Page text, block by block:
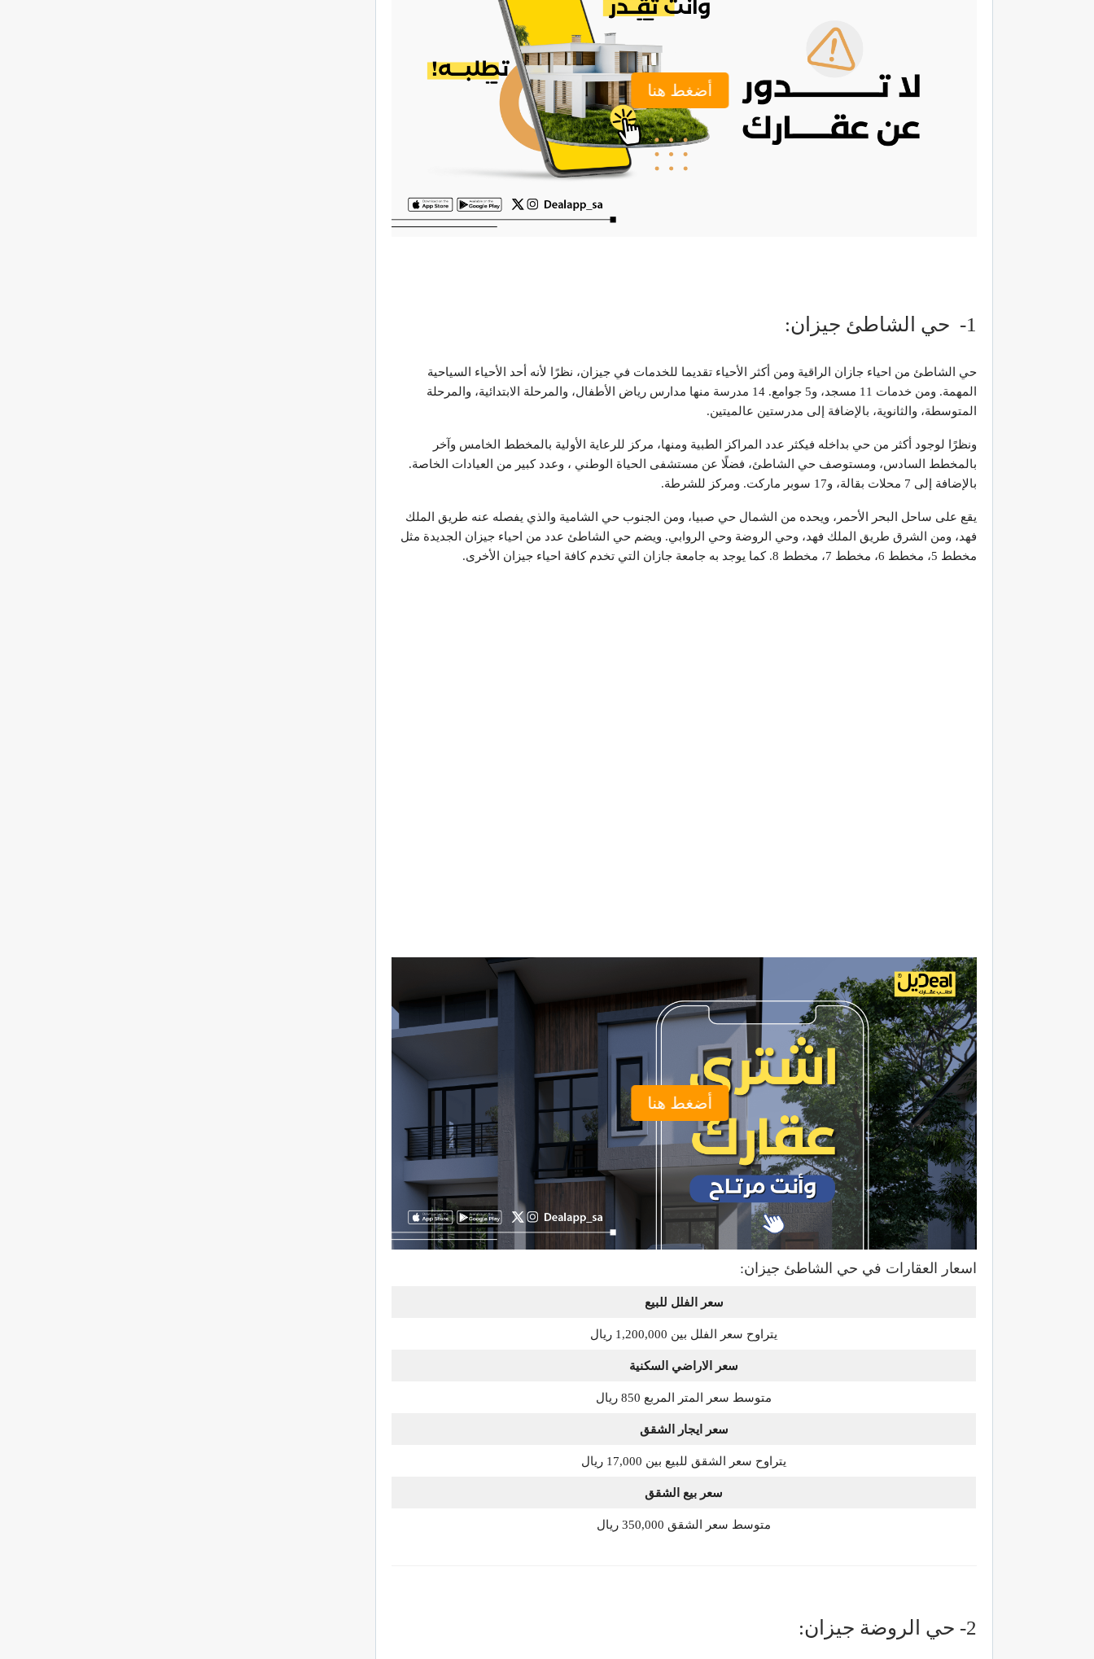
أضغط هنا
1- حي الشاطئ جيزان:
حي الشاطئ من احياء جازان الراقية ومن أكثر الأحياء تقديما للخدمات في جيزان، نظرًا لأنه أحد الأحياء السياحية
المهمة. ومن خدمات 11 مسجد، و5 جوامع. 14 مدرسة منها مدارس رياض الأطفال، والمرحلة الابتدائية، والمرحلة
المتوسطة، والثانوية، بالإضافة إلى مدرستين عالميتين.
ونظرًا لوجود أكثر من حي بداخله فيكثر عدد المراكز الطبية ومنها، مركز للرعاية الأولية بالمخطط الخامس وآخر
بالمخطط السادس، ومستوصف حي الشاطئ، فضلًا عن مستشفى الحياة الوطني ، وعدد كبير من العيادات الخاصة.
بالإضافة إلى 7 محلات بقالة، و17 سوبر ماركت. ومركز للشرطة.
يقع على ساحل البحر الأحمر، ويحده من الشمال حي صبيا، ومن الجنوب حي الشامية والذي يفصله عنه طريق الملك
فهد، ومن الشرق طريق الملك فهد، وحي الروضة وحي الروابي. ويضم حي الشاطئ عدد من احياء جيزان الجديدة مثل
مخطط 5، مخطط 6، مخطط 7، مخطط 8. كما يوجد به جامعة جازان التي تخدم كافة احياء جيزان الأخرى.
أضغط هنا
اسعار العقارات في حي الشاطئ جيزان:
سعر الفلل للبيع
يتراوح سعر الفلل بين 1,200,000 ريال
سعر الاراضي السكنية
متوسط سعر المتر المربع 850 ريال
سعر ايجار الشقق
يتراوح سعر الشقق للبيع بين 17,000 ريال
سعر بيع الشقق
متوسط سعر الشقق 350,000 ريال
2- حي الروضة جيزان: